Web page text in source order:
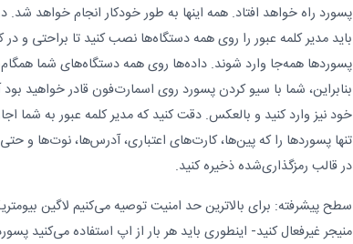
پسورد راه خواهد افتاد. همه اینها به طور خودکار انجام خواهد شد.
باید مدیر کلمه عبور را روی همه دستگاه‌ها نصب کنید تا براحتی و در
پسوردها همه‌جا وارد شوند. داده‌ها روی همه دستگاه‌های شما
بنابراین، شما با سیو کردن پسورد روی اسمارت‌فون قادر خواهید
خود نیز وارد کنید و بالعکس. دقت کنید که مدیر کلمه عبور به شما
تنها پسوردها را که پین‌ها، کارت‌های اعتباری، آدرس‌ها، نوت‌ها و
در قالب رمزگذاری‌شده ذخیره کنید.
سطح پیشرفته: برای بالاترین حد امنیت توصیه می‌کنیم لاگین
منیجر غیرفعال کنید- اینطوری باید هر بار از اپ استفاده می‌کنید